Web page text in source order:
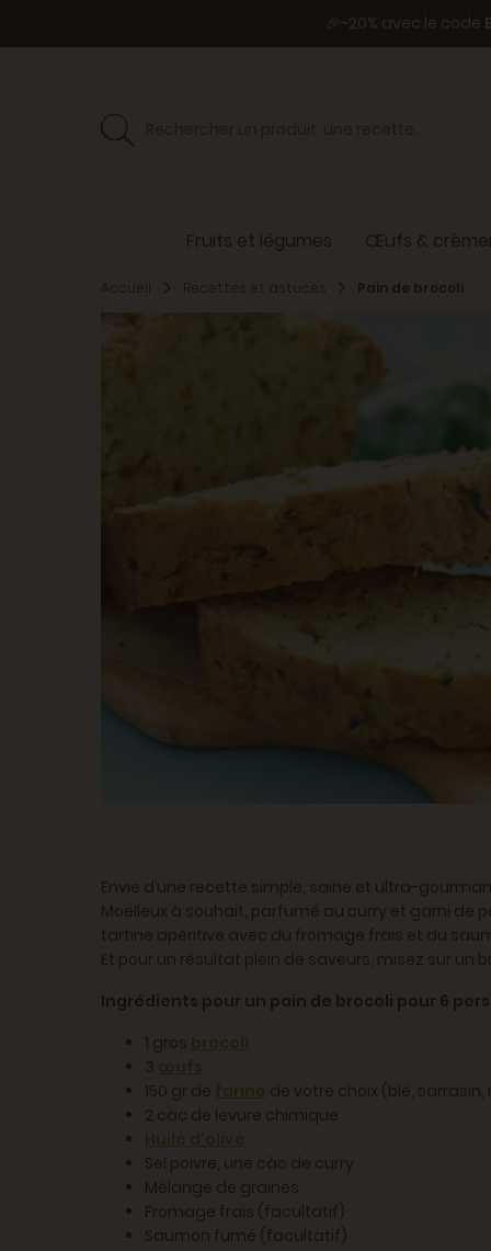
🎉-20% avec le code
Fruits et légumes Œufs &
Pain de brocoli
Envie d’une recette simple, saine et ultra-
Moelleux à souhait, parfumé au curry et garni de
tartine apéritive avec du fromage frais et du
Et pour un résultat plein de saveurs, misez sur
Ingrédients pour un pain de brocoli pour 6
1 gros brocoli
3 œufs
150 gr de farine de votre choix (blé, sarrasin,
2 càc de levure chimique
Huile d'olive
Sel poivre, une càc de curry
Mélange de graines
Fromage frais (facultatif)
Saumon fumé (facultatif)